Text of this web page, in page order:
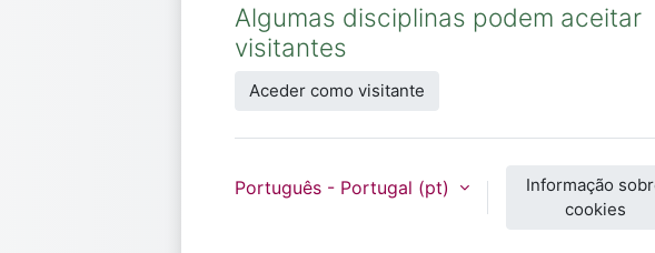
Algumas disciplinas podem aceitar
visitantes
Aceder como visitante
Português - Portugal ‎(pt)‎
Informação
cookies